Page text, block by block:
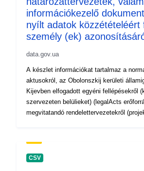
információkezelő
nyílt adatok közzétételéért
személy (ek)
data.gov.ua
A készlet információkat tartalmaz a
aktusokról, az Obolonszkij kerületi
Kijevben elfogadott egyéni fellépésekről
szervezeten belülieket) (legalActs
megvitatandó rendelettervezetekről
meghatározásáról szóló dokumentuma a
a Kijevi Városi Tanács (Kijev Városi
CSV